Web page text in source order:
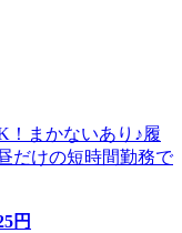
！まかないあり♪履
だけの短時間勤務で
円